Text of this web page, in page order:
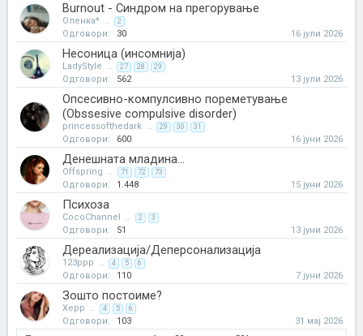
Burnout - Синдром на прегорување
Оленка* ... 2
Одговори: 30 16 јули 2026
Несоница (инсомнија)
LadyStyle ... 27 28 29
Одговори: 562 13 јули 2026
Опсесивно-компулсивно пореметување
(Оbssesive compulsive disorder)
princessofthedark ... 29 30 31
Одговори: 600 16 јуни 2026
Денешната младина...
Offspring ... 71 72 73
Одговори: 1.448 15 јуни 2026
Психоза
CocoChannel ... 2 3
Одговори: 51 13 јуни 2026
Дереализација/Деперсонализација
123ppp ... 4 5 6
Одговори: 110 7 јуни 2026
Зошто постоиме?
Xepp ... 4 5 6
Одговори: 103
31 мај 2026